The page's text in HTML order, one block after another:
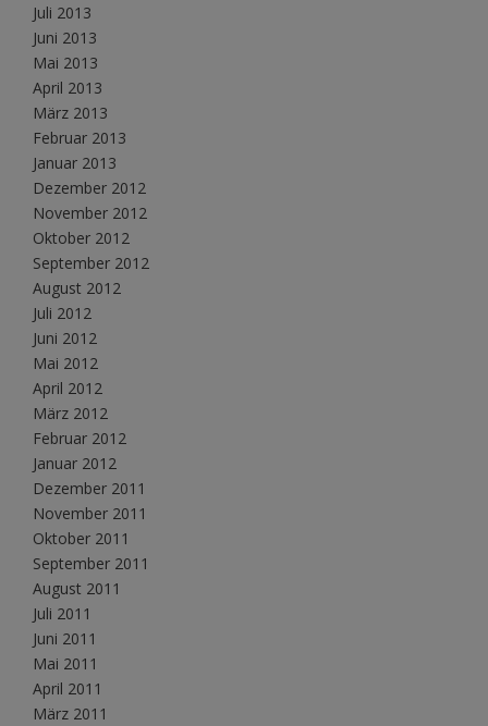
Juli 2013
Juni 2013
Mai 2013
April 2013
März 2013
Februar 2013
Januar 2013
Dezember 2012
November 2012
Oktober 2012
September 2012
August 2012
Juli 2012
Juni 2012
Mai 2012
April 2012
März 2012
Februar 2012
Januar 2012
Dezember 2011
November 2011
Oktober 2011
September 2011
August 2011
Juli 2011
Juni 2011
Mai 2011
April 2011
März 2011